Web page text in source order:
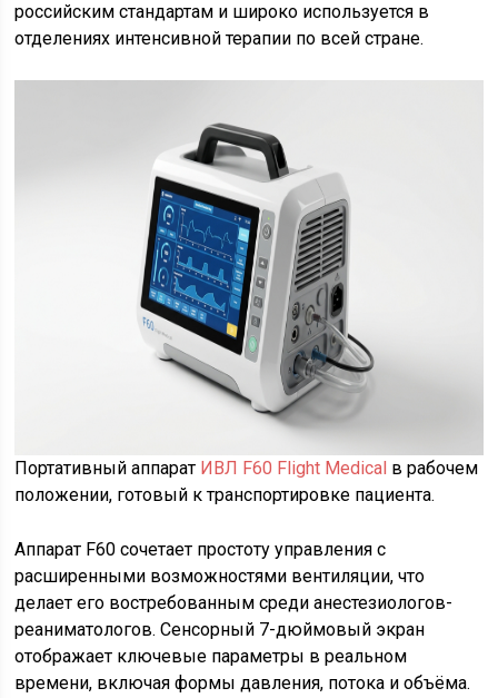
российским стандартам и широко используется в
отделениях интенсивной терапии по всей стране.
Портативный аппарат ИВЛ F60 Flight Medical в рабочем
положении, готовый к транспортировке пациента.
Аппарат F60 сочетает простоту управления с
расширенными возможностями вентиляции, что
делает его востребованным среди анестезиологов-
реаниматологов. Сенсорный 7-дюймовый экран
отображает ключевые параметры в реальном
времени, включая формы давления, потока и объёма.